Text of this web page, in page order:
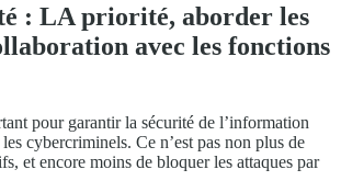
: LA priorité, aborder les
avec les fonctions
pour garantir la sécurité de l’information
cybercriminels. Ce n’est pas non plus de
et encore moins de bloquer les attaques par